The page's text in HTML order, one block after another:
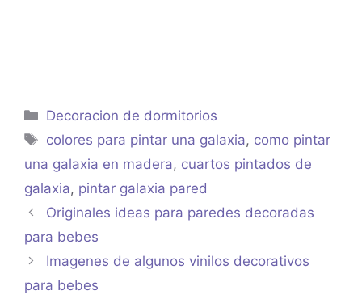
Categorías
Decoracion de dormitorios
Etiquetas
colores para pintar una galaxia, como pintar
una galaxia en madera, cuartos pintados de
galaxia, pintar galaxia pared
Originales ideas para paredes decoradas
para bebes
Imagenes de algunos vinilos decorativos
para bebes